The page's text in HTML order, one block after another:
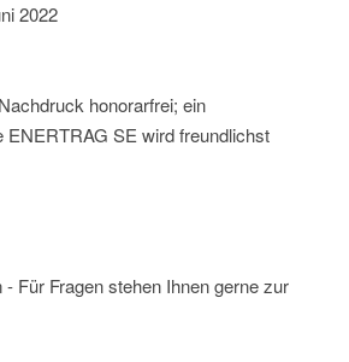
2022
honorarfrei; ein
ENERTRAG SE wird freundlichst
Für Fragen stehen Ihnen gerne zur